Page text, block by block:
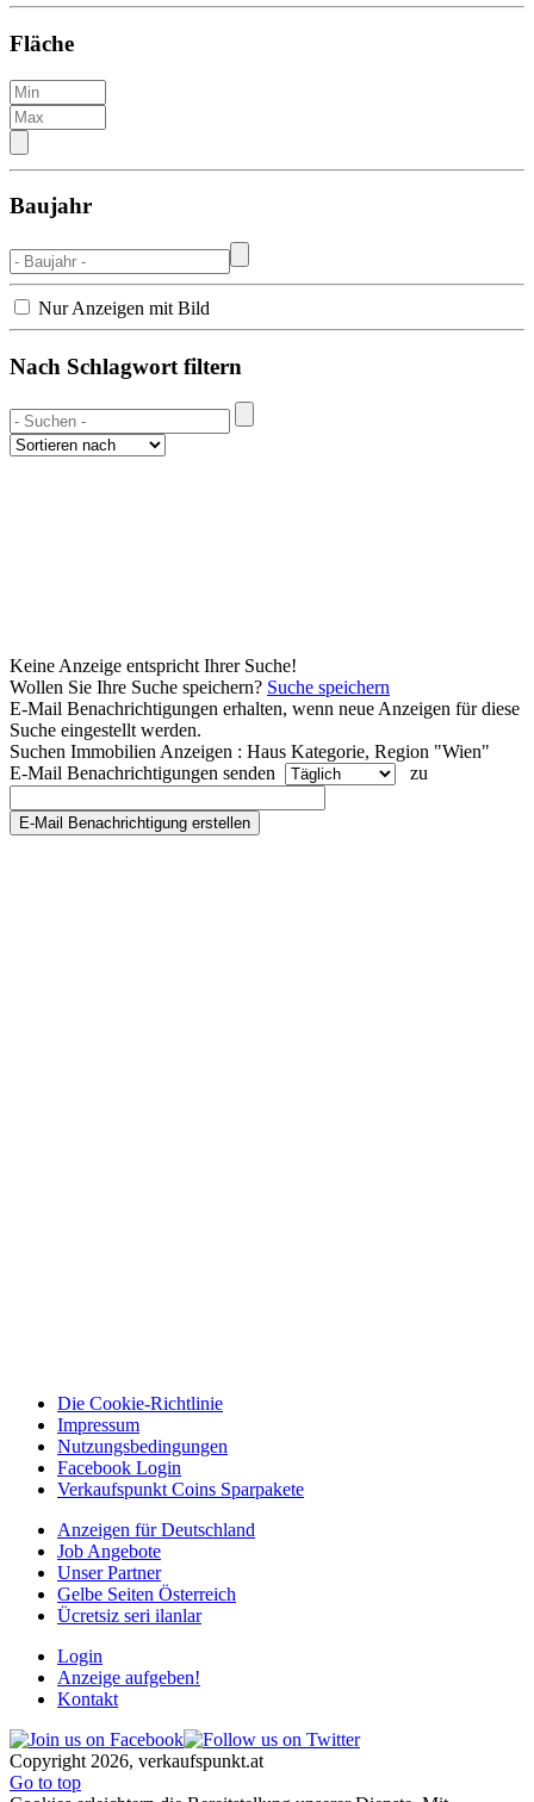
Fläche
Baujahr
Nur Anzeigen mit Bild
Nach Schlagwort filtern
Keine Anzeige entspricht Ihrer Suche!
Wollen Sie Ihre Suche speichern? Suche speichern
E-Mail Benachrichtigungen erhalten, wenn neue Anzeigen für diese
Suche eingestellt werden.
Suchen Immobilien Anzeigen : Haus Kategorie, Region "Wien"
E-Mail Benachrichtigungen senden
zu
Die Cookie-Richtlinie
Impressum
Nutzungsbedingungen
Facebook Login
Verkaufspunkt Coins Sparpakete
Anzeigen für Deutschland
Job Angebote
Unser Partner
Gelbe Seiten Österreich
Ücretsiz seri ilanlar
Login
Anzeige aufgeben!
Kontakt
Copyright 2026, verkaufspunkt.at
Go to top